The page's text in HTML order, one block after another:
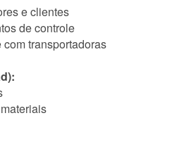
e clientes
de controle
transportadoras